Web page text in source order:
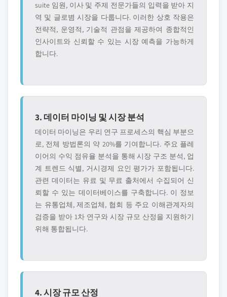
suite 임원, 이사 및 주제 전문가들의 입력을 받아 지
역 및 글로볌 시장을 다룹니다. 이러한 상호 작용은
전략적, 운영적, 기술적 관점을 제공하여 종합적인
인사이트와 신뢰할 수 있는 시장 예측을 가능하게
합니다.
3. 데이터 마이닝 및 시장 분석
데이터 마이닝은 우리 연구 프로세스의 핵심 부분으
로, 전체 방법론의 약 20%를 기여합니다. 주요 플레
이어의 수익 점유율 분석을 통해 시장 구조 분석, 업
계 트렌드 식별, 거시경제 요인 평가가 포함됩니다.
관련 데이터는 유료 및 무료 출처에서 수집되어 신
뢰할 수 있는 데이터베이스를 구축합니다. 이 정보
는 유통업체, 제조업체, 협회 등 주요 이해관계자의
검증을 받아 1차 연구와 시장 규모 산정을 지원하기
위해 통합됩니다.
4. 시장 규모 산정